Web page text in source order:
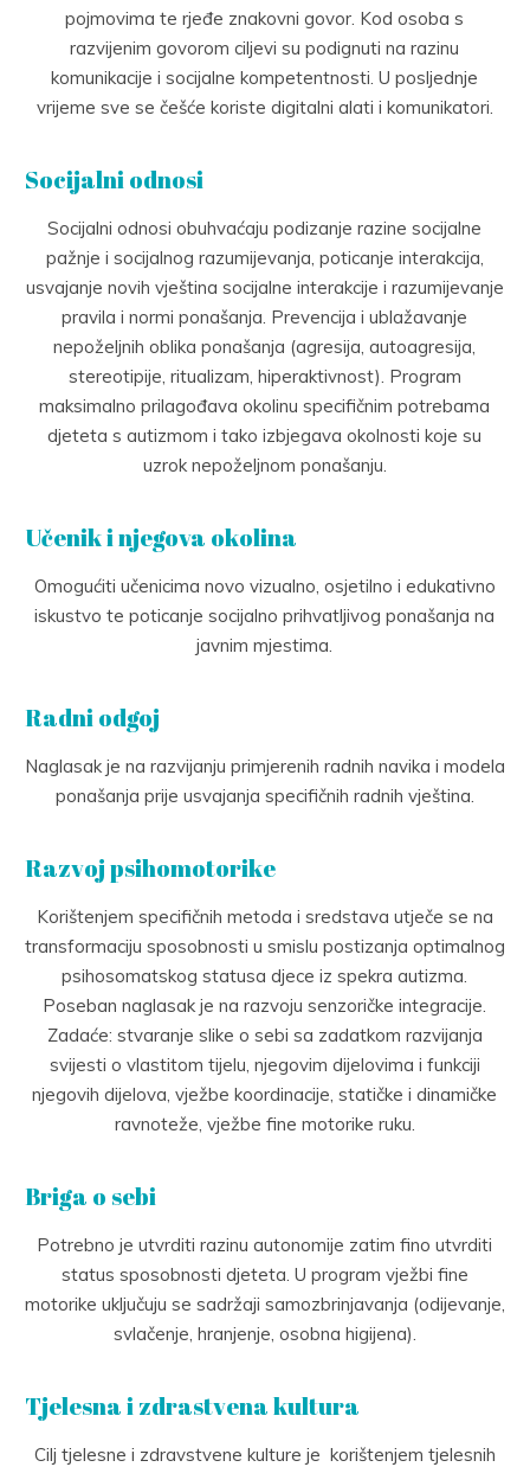
pojmovima te rjeđe znakovni govor. Kod osoba s
razvijenim govorom ciljevi su podignuti na razinu
komunikacije i socijalne kompetentnosti. U posljednje
vrijeme sve se češće koriste digitalni alati i komunikatori.
Socijalni odnosi
Socijalni odnosi obuhvaćaju podizanje razine socijalne
pažnje i socijalnog razumijevanja, poticanje interakcija,
usvajanje novih vještina socijalne interakcije i razumijevanje
pravila i normi ponašanja. Prevencija i ublažavanje
nepoželjnih oblika ponašanja (agresija, autoagresija,
stereotipije, ritualizam, hiperaktivnost). Program
maksimalno prilagođava okolinu specifičnim potrebama
djeteta s autizmom i tako izbjegava okolnosti koje su
uzrok nepoželjnom ponašanju.
Učenik i njegova okolina
Omogućiti učenicima novo vizualno, osjetilno i edukativno
iskustvo te poticanje socijalno prihvatljivog ponašanja na
javnim mjestima.
Radni odgoj
Naglasak je na razvijanju primjerenih radnih navika i modela
ponašanja prije usvajanja specifičnih radnih vještina.
Razvoj psihomotorike
Korištenjem specifičnih metoda i sredstava utječe se na
transformaciju sposobnosti u smislu postizanja optimalnog
psihosomatskog statusa djece iz spekra autizma.
Poseban naglasak je na razvoju senzoričke integracije.
Zadaće: stvaranje slike o sebi sa zadatkom razvijanja
svijesti o vlastitom tijelu, njegovim dijelovima i funkciji
njegovih dijelova, vježbe koordinacije, statičke i dinamičke
ravnoteže, vježbe fine motorike ruku.
Briga o sebi
Potrebno je utvrditi razinu autonomije zatim fino utvrditi
status sposobnosti djeteta. U program vježbi fine
motorike uključuju se sadržaji samozbrinjavanja (odijevanje,
svlačenje, hranjenje, osobna higijena).
Tjelesna i zdrastvena kultura
Cilj tjelesne i zdravstvene kulture je korištenjem tjelesnih